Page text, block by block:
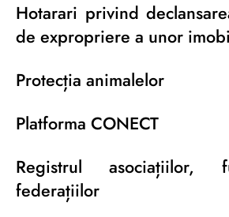
Hotarari privind
de expropriere a unor
Protecția animalelor
Platforma CONECT
Registrul asociațiilor,
federațiilor